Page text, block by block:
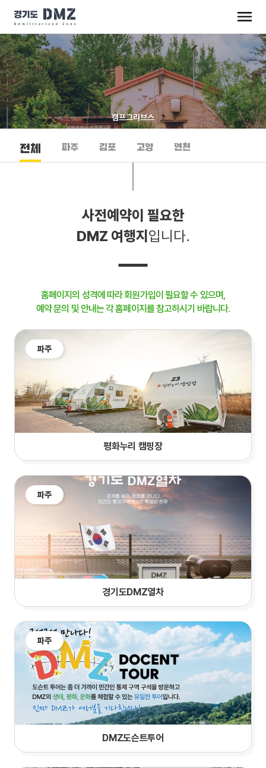
캠프그리브스
전체 파주 김포 고양 연천
사전예약이 필요한
DMZ 여행지 입니다.
홈페이지의 성격에 따라 회원가입이 필요할 수 있으며,
예약 문의 및 안내는 각 홈페이지를 참고하시기 바랍니다.
파주
평화누리 캠핑장
파주
경기도DMZ열차
파주
DMZ도슨트투어